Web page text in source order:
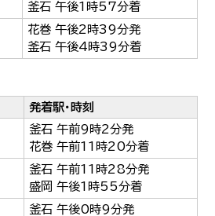
釜石 午後1時57分着
花巻 午後2時39分発
釜石 午後4時39分着
発着駅・時刻
釜石 午前9時2分発
花巻 午前11時20分着
釜石 午前11時28分発
盛岡 午後1時55分着
釜石 午後0時9分発